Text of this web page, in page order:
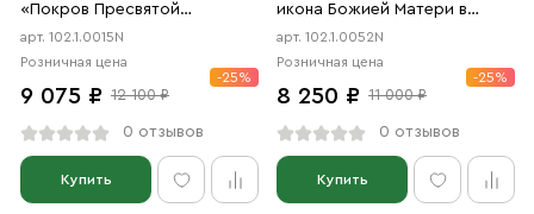
«Покров Пресвятой
Богородицы» чернение
арт. 102.1.0015N
Розничная цена
9 075 ₽ 12 100 ₽
-25%
0 отзывов
Купить
икона Божией Матери в
форме цаты» чернение
арт. 102.1.0052N
Розничная цена
8 250 ₽ 11 000 ₽
-25%
0 отзывов
Купить